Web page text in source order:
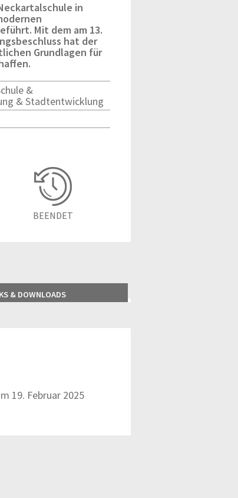
in
Mit dem am 13.
hat der
Grundlagen für
&
& Stadtentwicklung
BEENDET
& DOWNLOADS
19. Februar 2025